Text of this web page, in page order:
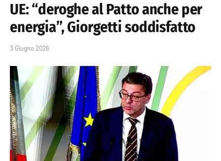
UE: “deroghe al Patto anche per
energia”, Giorgetti soddisfatto
3 Giugno 2026